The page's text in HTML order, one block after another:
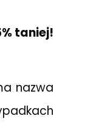
taniej!
nazwa